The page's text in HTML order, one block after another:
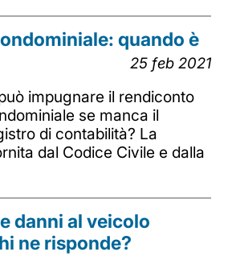
quando è
25 feb 2021
impugnare il rendiconto
se manca il
di contabilità? La
dal Codice Civile e dalla
danni al veicolo
ne risponde?